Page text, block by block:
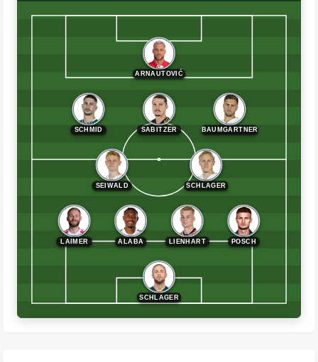
SCHLAGER
LAIMER ALABA LIENHART POSCH
SEIWALD SCHLAGER
SCHMID SABITZER BAUMGARTNER
ARNAUTOVIĆ